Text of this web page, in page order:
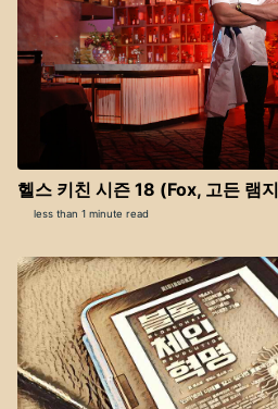
헬스 키친 시즌 18 (Fox, 고든 램
less than 1 minute read